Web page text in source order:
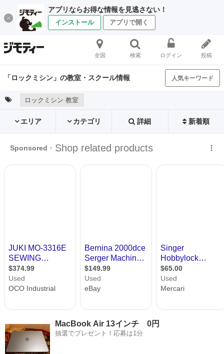
アプリならお得な情報を見逃さない！
インストール アプリで開く
全国 検索 ログイン 投稿
「ロックミシン」の教室・スクール情報 人気キーワード
ロックミシン 教室
エリア カテゴリ 詳細 新着順
MacBook Air 13インチ 0円
抽選でプレゼント！応募は1分